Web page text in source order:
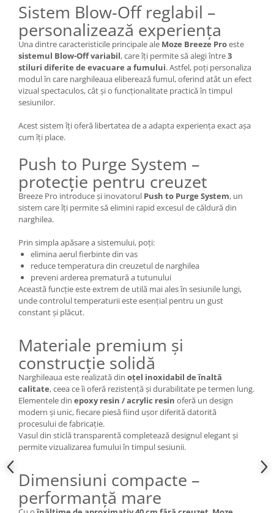
Sistem Blow-Off reglabil –
personalizează experiența
Una dintre caracteristicile principale ale Moze Breeze Proeste
sistemul Blow-Off variabil, care îți permite să alegi între3
stiluri diferite de evacuare a fumului. Astfel, poți personaliza
modul în care narghileaua eliberează fumul, oferind atât un efect
vizual spectaculos, cât și o funcționalitate practică în timpul
sesiunilor.
Acest sistem îți oferă libertatea de a adapta experiența exact așa
cum îți place.
Push to Purge System –
protecție pentru creuzet
Breeze Pro introduce și inovatorul Push to Purge System, un
sistem care îți permite să elimini rapid excesul de căldură din
narghilea.
Prin simpla apăsare a sistemului, poți:
elimina aerul fierbinte din vas
reduce temperatura din creuzetul de narghilea
preveni arderea prematură a tutunului
Această funcție este extrem de utilă mai ales în sesiunile lungi,
unde controlul temperaturii este esențial pentru un gust
constant și plăcut.
Materiale premium și
construcție solidă
Narghileaua este realizată din oțel inoxidabil de înaltă
calitate, ceea ce îi oferă rezistență și durabilitate pe termen lung.
Elementele din epoxy resin / acrylic resin oferă un design
modern și unic, fiecare piesă fiind ușor diferită datorită
procesului de fabricație.
Vasul din sticlă transparentă completează designul elegant și
permite vizualizarea fumului în timpul sesiunii.
Dimensiuni compacte –
performanță mare